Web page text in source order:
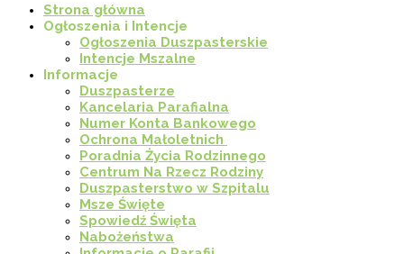
Strona główna
Ogłoszenia i Intencje
Ogłoszenia Duszpasterskie
Intencje Mszalne
Informacje
Duszpasterze
Kancelaria Parafialna
Numer Konta Bankowego
Ochrona Małoletnich
Poradnia Życia Rodzinnego
Centrum Na Rzecz Rodziny
Duszpasterstwo w Szpitalu
Msze Święte
Spowiedź Święta
Nabożeństwa